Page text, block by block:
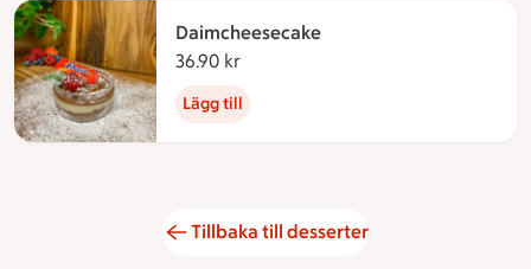
Daimcheesecake
36.90 kr
Lägg till
Tillbaka till desserter